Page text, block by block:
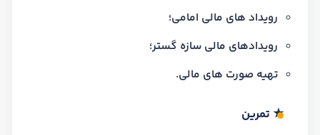
رویداد های مالی امامی؛
رویدادهای مالی سازه گستر؛
تهیه صورت های مالی.
★ تمرین